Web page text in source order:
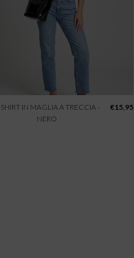
IN MAGLIA A TRECCIA -
NERO
€15,95